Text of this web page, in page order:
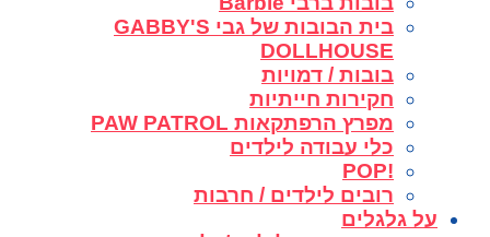
בית הבובות של גבי GABBY'S
DOLLHOUSE
בובות / דמויות
חקירות חייתיות
מפרץ הרפתקאות PAW PATROL
כלי עבודה לילדים
!POP
רובים לילדים / חרבות
על גלגלים